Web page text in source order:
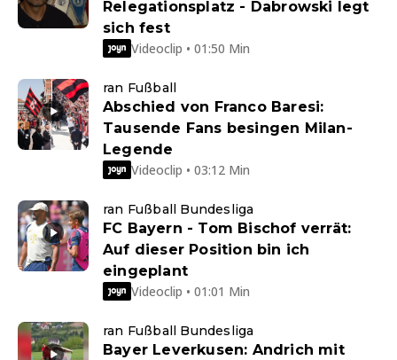
Relegationsplatz - Dabrowski legt
sich fest
Videoclip • 01:50 Min
ran Fußball
Abschied von Franco Baresi:
Tausende Fans besingen Milan-
Legende
Videoclip • 03:12 Min
ran Fußball Bundesliga
FC Bayern - Tom Bischof verrät:
Auf dieser Position bin ich
eingeplant
Videoclip • 01:01 Min
ran Fußball Bundesliga
Bayer Leverkusen: Andrich mit